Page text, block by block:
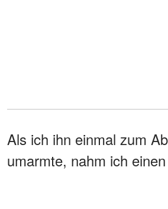
Als ich ihn einmal zum
umarmte, nahm ich